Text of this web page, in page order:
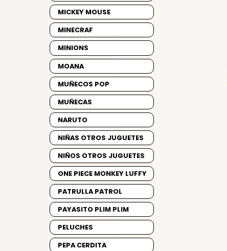
MICKEY MOUSE
MINECRAF
MINIONS
MOANA
MUÑECOS POP
MUÑECAS
NARUTO
NIÑAS OTROS JUGUETES
NIÑOS OTROS JUGUETES
ONE PIECE MONKEY LUFFY
PATRULLA PATROL
PAYASITO PLIM PLIM
PELUCHES
PEPA CERDITA